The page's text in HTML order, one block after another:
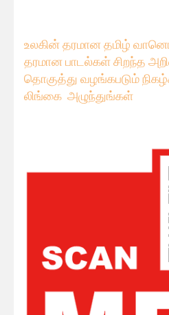
உலகின் தரமான தமிழ்
தரமான பாடல்கள் சிறந்த
தொகுத்து வழங்கபடும்
லிங்கை அழுந்துங்கள்